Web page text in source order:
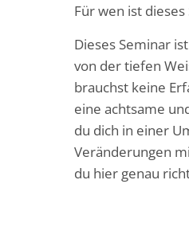
Für wen ist dieses
Dieses Seminar
von der tiefen
brauchst keine
eine achtsame
du dich in einer
Veränderungen
du hier genau